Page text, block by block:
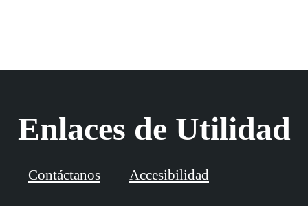
Enlaces de Utilidad
Contáctanos Accesibilidad